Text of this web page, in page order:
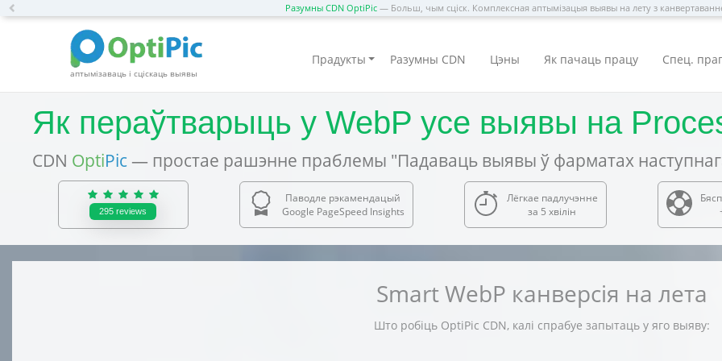
Разумны CDN OptiPic — Больш, чым сціск. Комплексная аптымізацыя выявы на лету з
аптымізаваць і сціскаць выявы
Прадукты Разумны CDN Цэны Як пачаць працу Спец.
Як пераўтварыць у WebP усе выявы на
CDN OptiPic — простае рашэнне праблемы "Падаваць выявы ў фарматах
295 reviews
Паводле рэкамендацый
Google PageSpeed Insights
Лёгкае падлучэнне
за 5 хвілін
Smart WebP канверсія на лета
Што робіць OptiPic CDN, калі спрабуе запытаць у яго выяву: